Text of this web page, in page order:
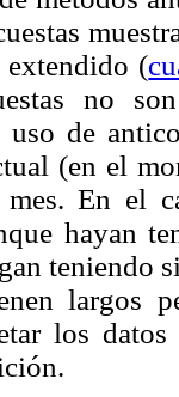
extendido (
no
de
(en el
En el
hayan
teniendo
largos
los datos